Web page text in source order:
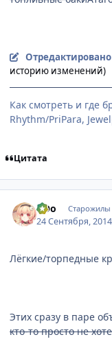
Отредактировано
историю изменений)
Как смотреть и где
Rhythm/PriPara,
Цитата
оОо Старожилы
24 Сентября, 2014
Лёгкие/торпедные
Этих сразу в паре
кто-то просто не